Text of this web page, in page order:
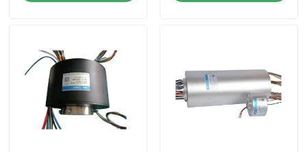
जलरोधी फिसलने वाली अंगूठी
सिग्नल स्लिप रिंग्स